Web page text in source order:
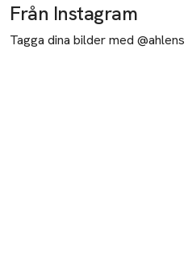
Från Instagram
Tagga dina bilder med